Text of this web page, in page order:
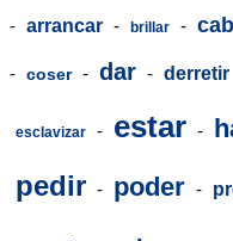
- arrancar - brillar -
- coser - dar - derretir
esclavizar - estar -
pedir - poder -